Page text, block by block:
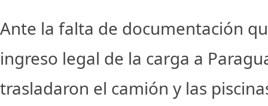
Ante la falta de documentación
ingreso legal de la carga a
trasladaron el camión y las